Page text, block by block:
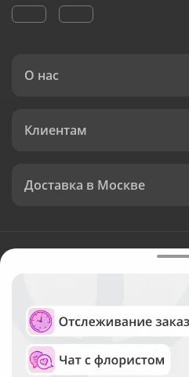
Служба круглосуточной
Русский Букет, 2026
Общество с ограниченной
ОГРН: 1195476081745, ИНН: